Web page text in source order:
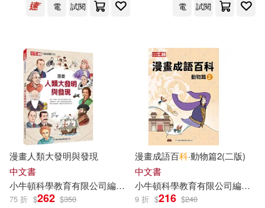
現在可購買商品(504)
作者/演唱/譯/編/繪(525)
價格
範圍
電
試閱
電
試閱
漫畫人類大發明與發現
中文書
小牛頓科學教育有限公司編輯 團隊
75 折 $262 $350
漫畫成語百科·動物篇2(二版)
中文書
小牛頓科學教育有限公司編輯
9 折 $216 $240